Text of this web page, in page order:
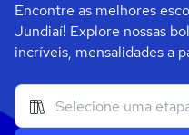
Encontre as melhores
Jundiaí! Explore nossas
incríveis, mensalidades a